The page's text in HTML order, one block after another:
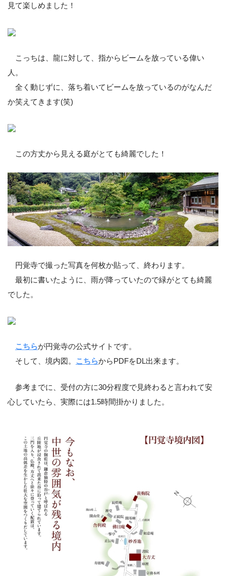
見て楽しめました！
こっちは、龍に対して、指からビームを放っている偉い
人。
全く動じずに、落ち着いてビームを放っているのがなんだ
か笑えてきます(笑)
この方丈から見える庭がとても綺麗でした！
円覚寺で撮った写真を何枚か貼って、終わります。
最初に書いたように、雨が降っていたので緑がとても綺麗
でした。
こちらが円覚寺の公式サイトです。
そして、境内図。 こちらからPDFをDL出来ます。
参考までに、受付の方に30分程度で見終わると言われて安
心していたら、実際には1.5時間掛かりました。